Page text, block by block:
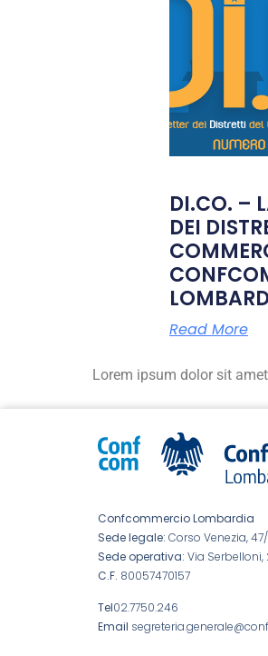
DI.CO. –
DEI
Read More
Lorem ipsum dolor sit
Confcommercio Lombardia
Sede legale: Corso Venezia,
Sede operativa: Via
C.F. 80057470157
Tel02.7750.246
Email